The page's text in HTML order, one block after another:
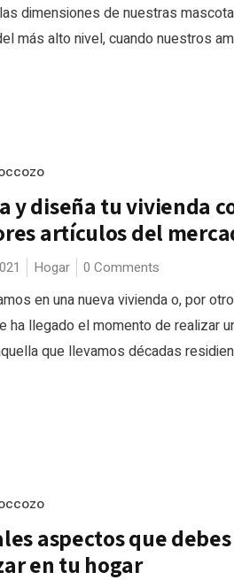
dimensiones de nuestras
más alto nivel, cuando nuestros
y diseña tu vivienda
artículos del
Hogar 0 Comments
en una nueva vivienda o, por
ha llegado el momento de realizar
que llevamos décadas
aspectos que debes
en tu hogar